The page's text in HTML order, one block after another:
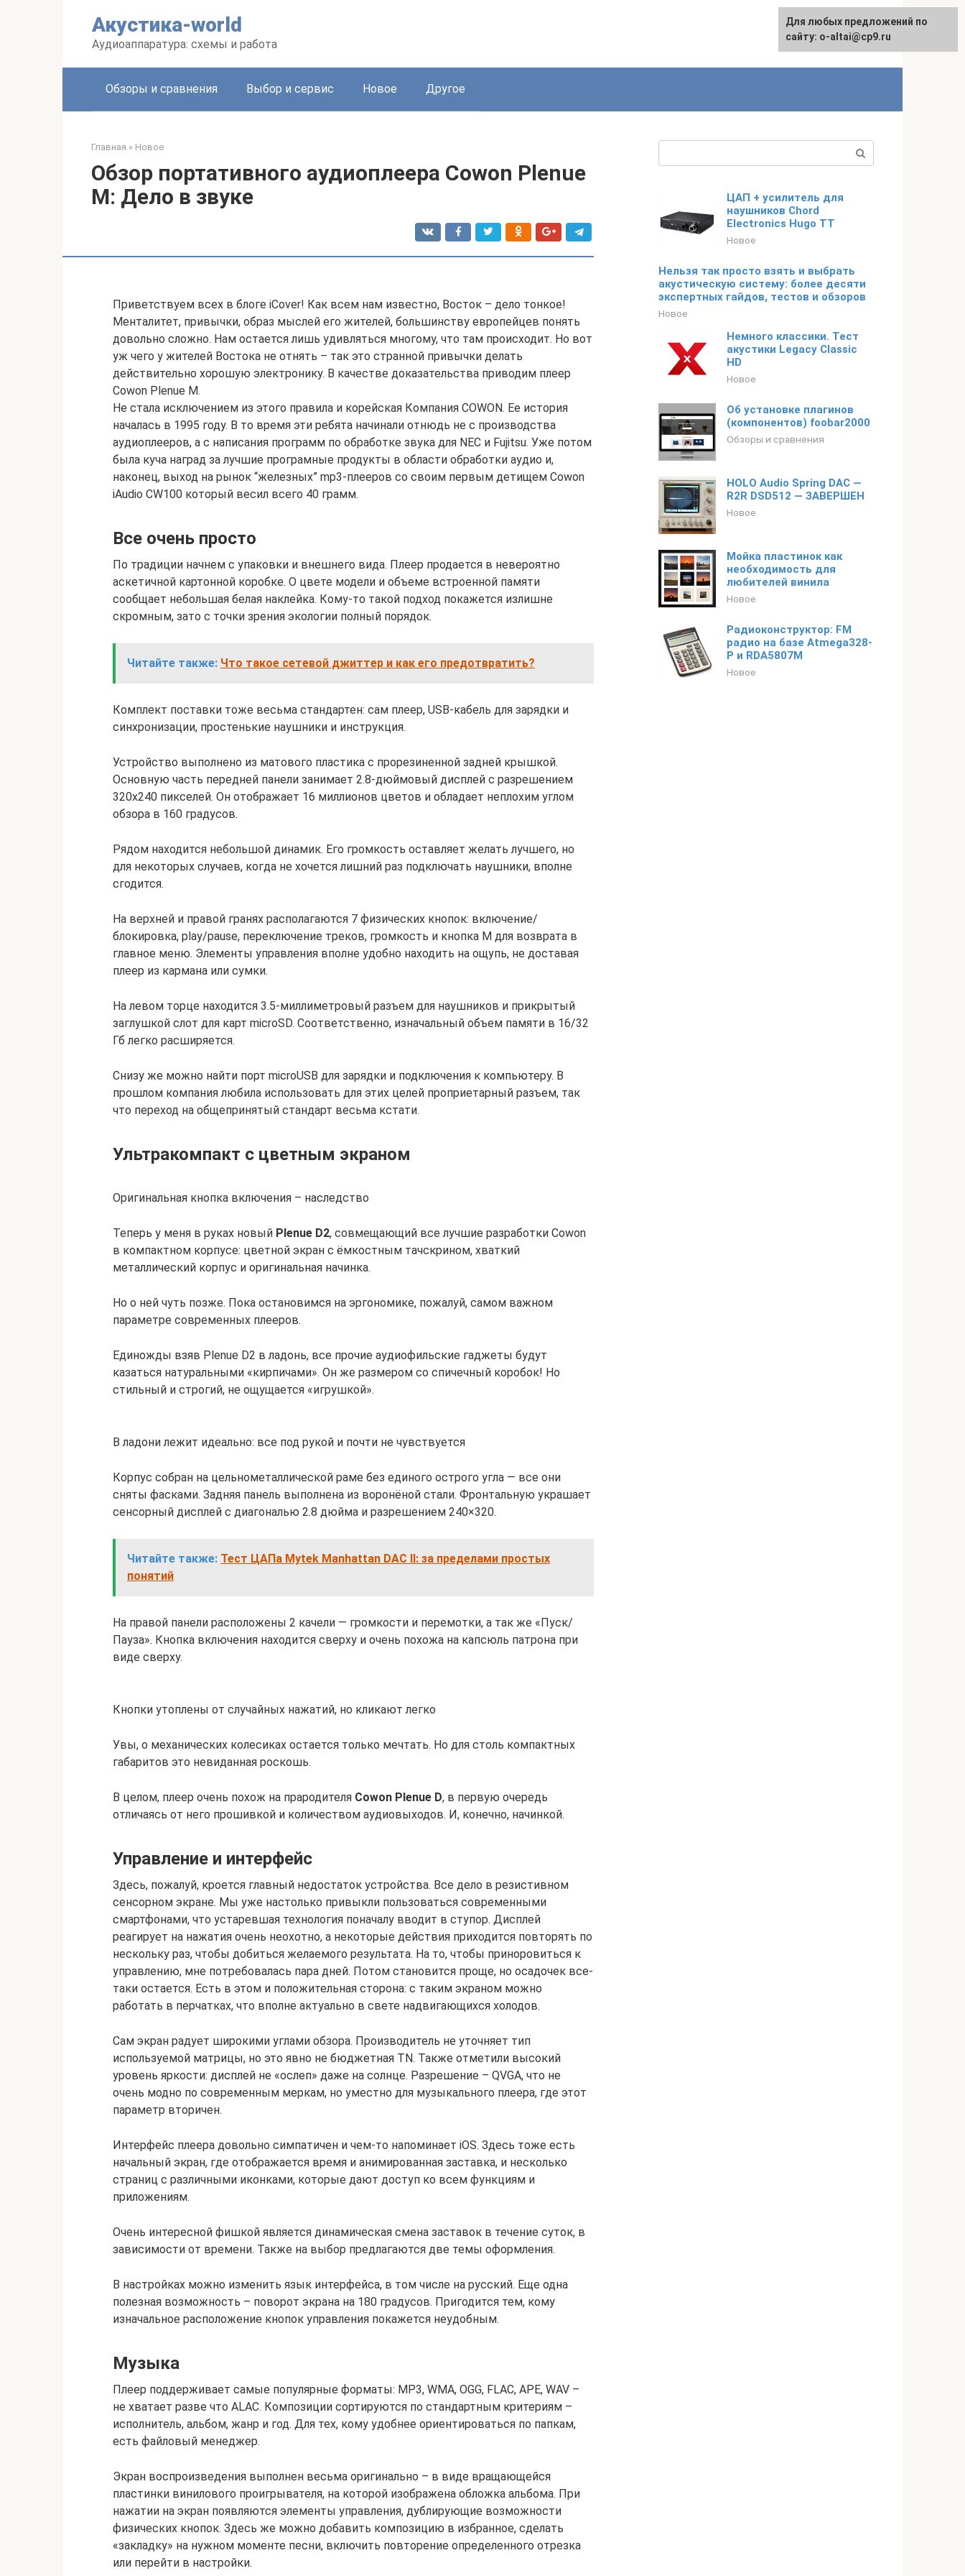
Акустика-world
Аудиоаппаратура: схемы и работа
English
Обзоры и сравнения Выбор и сервис Новое Другое
Главная » Новое
Обзор портативного аудиоплеера Cowon Plenue
M: Дело в звуке
Приветствуем всех в блоге iCover! Как всем нам известно, Восток – дело тонкое!
Менталитет, привычки, образ мыслей его жителей, большинству европейцев понять
довольно сложно. Нам остается лишь удивляться многому, что там происходит. Но вот
уж чего у жителей Востока не отнять – так это странной привычки делать
действительно хорошую электронику. В качестве доказательства приводим плеер
Cowon Plenue M.
Не стала исключением из этого правила и корейская Компания COWON. Ее история
началась в 1995 году. В то время эти ребята начинали отнюдь не с производства
аудиоплееров, а с написания программ по обработке звука для NEC и Fujitsu. Уже потом
была куча наград за лучшие програмные продукты в области обработки аудио и,
наконец, выход на рынок “железных” mp3-плееров со своим первым детищем Cowon
iAudio CW100 который весил всего 40 грамм.
Все очень просто
По традиции начнем с упаковки и внешнего вида. Плеер продается в невероятно
аскетичной картонной коробке. О цвете модели и объеме встроенной памяти
сообщает небольшая белая наклейка. Кому-то такой подход покажется излишне
скромным, зато с точки зрения экологии полный порядок.
Читайте также: Что такое сетевой джиттер и как его предотвратить?
Комплект поставки тоже весьма стандартен: сам плеер, USB-кабель для зарядки и
синхронизации, простенькие наушники и инструкция.
Устройство выполнено из матового пластика с прорезиненной задней крышкой.
Основную часть передней панели занимает 2.8-дюймовый дисплей с разрешением
320х240 пикселей. Он отображает 16 миллионов цветов и обладает неплохим углом
обзора в 160 градусов.
Рядом находится небольшой динамик. Его громкость оставляет желать лучшего, но
для некоторых случаев, когда не хочется лишний раз подключать наушники, вполне
сгодится.
На верхней и правой гранях располагаются 7 физических кнопок: включение/
блокировка, play/pause, переключение треков, громкость и кнопка М для возврата в
главное меню. Элементы управления вполне удобно находить на ощупь, не доставая
плеер из кармана или сумки.
На левом торце находится 3.5-миллиметровый разъем для наушников и прикрытый
заглушкой слот для карт microSD. Соответственно, изначальный объем памяти в 16/32
Гб легко расширяется.
Снизу же можно найти порт microUSB для зарядки и подключения к компьютеру. В
прошлом компания любила использовать для этих целей проприетарный разъем, так
что переход на общепринятый стандарт весьма кстати.
Ультракомпакт с цветным экраном
Оригинальная кнопка включения – наследство
Теперь у меня в руках новый Plenue D2, совмещающий все лучшие разработки Cowon
в компактном корпусе: цветной экран с ёмкостным тачскрином, хваткий
металлический корпус и оригинальная начинка.
Но о ней чуть позже. Пока остановимся на эргономике, пожалуй, самом важном
параметре современных плееров.
Единожды взяв Plenue D2 в ладонь, все прочие аудиофильские гаджеты будут
казаться натуральными «кирпичами». Он же размером со спичечный коробок! Но
стильный и строгий, не ощущается «игрушкой».
В ладони лежит идеально: все под рукой и почти не чувствуется
Корпус собран на цельнометаллической раме без единого острого угла — все они
сняты фасками. Задняя панель выполнена из воронёной стали. Фронтальную украшает
сенсорный дисплей с диагональю 2.8 дюйма и разрешением 240×320.
Читайте также: Тест ЦАПа Mytek Manhattan DAC II: за пределами простых
понятий
На правой панели расположены 2 качели — громкости и перемотки, а так же «Пуск/
Пауза». Кнопка включения находится сверху и очень похожа на капсюль патрона при
виде сверху.
Кнопки утоплены от случайных нажатий, но кликают легко
Увы, о механических колесиках остается только мечтать. Но для столь компактных
габаритов это невиданная роскошь.
В целом, плеер очень похож на прародителя Cowon Plenue D, в первую очередь
отличаясь от него прошивкой и количеством аудиовыходов. И, конечно, начинкой.
Управление и интерфейс
Здесь, пожалуй, кроется главный недостаток устройства. Все дело в резистивном
сенсорном экране. Мы уже настолько привыкли пользоваться современными
смартфонами, что устаревшая технология поначалу вводит в ступор. Дисплей
реагирует на нажатия очень неохотно, а некоторые действия приходится повторять по
нескольку раз, чтобы добиться желаемого результата. На то, чтобы приноровиться к
управлению, мне потребовалась пара дней. Потом становится проще, но осадочек все-
таки остается. Есть в этом и положительная сторона: с таким экраном можно
работать в перчатках, что вполне актуально в свете надвигающихся холодов.
Сам экран радует широкими углами обзора. Производитель не уточняет тип
используемой матрицы, но это явно не бюджетная TN. Также отметили высокий
уровень яркости: дисплей не «ослеп» даже на солнце. Разрешение – QVGA, что не
очень модно по современным меркам, но уместно для музыкального плеера, где этот
параметр вторичен.
Интерфейс плеера довольно симпатичен и чем-то напоминает iOS. Здесь тоже есть
начальный экран, где отображается время и анимированная заставка, и несколько
страниц с различными иконками, которые дают доступ ко всем функциям и
приложениям.
Очень интересной фишкой является динамическая смена заставок в течение суток, в
зависимости от времени. Также на выбор предлагаются две темы оформления.
В настройках можно изменить язык интерфейса, в том числе на русский. Еще одна
полезная возможность – поворот экрана на 180 градусов. Пригодится тем, кому
изначальное расположение кнопок управления покажется неудобным.
Музыка
Плеер поддерживает самые популярные форматы: MP3, WMA, OGG, FLAC, APE, WAV –
не хватает разве что ALAC. Композиции сортируются по стандартным критериям –
исполнитель, альбом, жанр и год. Для тех, кому удобнее ориентироваться по папкам,
есть файловый менеджер.
Экран воспроизведения выполнен весьма оригинально – в виде вращающейся
пластинки винилового проигрывателя, на которой изображена обложка альбома. При
нажатии на экран появляются элементы управления, дублирующие возможности
физических кнопок. Здесь же можно добавить композицию в избранное, сделать
«закладку» на нужном моменте песни, включить повторение определенного отрезка
или перейти в настройки.
ЦАП + усилитель для
наушников Chord
Electronics Hugo TT
Новое
Нельзя так просто взять и выбрать
акустическую систему: более десяти
экспертных гайдов, тестов и обзоров
Новое
Немного классики. Тест
акустики Legacy Classic
HD
Новое
Об установке плагинов
(компонентов) foobar2000
Обзоры и сравнения
HOLO Audio Spring DAC —
R2R DSD512 — ЗАВЕРШЕН
Новое
Мойка пластинок как
необходимость для
любителей винила
Новое
Радиоконструктор: FM
радио на базе Atmega328-
P и RDA5807M
Новое
Для любых предложений по
сайту: o-altai@cp9.ru